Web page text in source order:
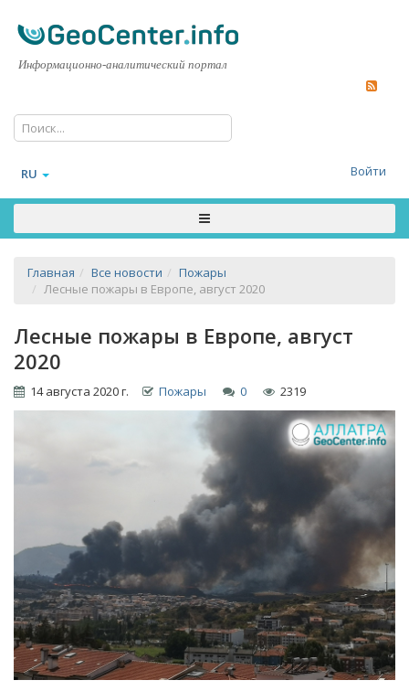
Информационно-аналитический портал
RU Войти
Главная Все новости
Пожары
Лесные пожары в Европе, август 2020
Лесные пожары в Европе, август
2020
14 августа 2020 г. Пожары 0 2319